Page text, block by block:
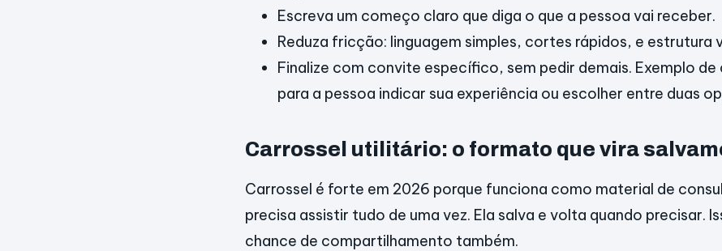
Escreva um começo claro que diga o que a pessoa vai receber.
Reduza fricção: linguagem simples, cortes rápidos, e estrutura
Finalize com convite específico, sem pedir demais. Exemplo
para a pessoa indicar sua experiência ou escolher entre duas
Carrossel utilitário: o formato que vira
Carrossel é forte em 2026 porque funciona como material de
precisa assistir tudo de uma vez. Ela salva e volta quando precisar.
chance de compartilhamento também.